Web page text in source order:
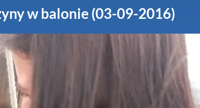
w balonie (03-09-2016)